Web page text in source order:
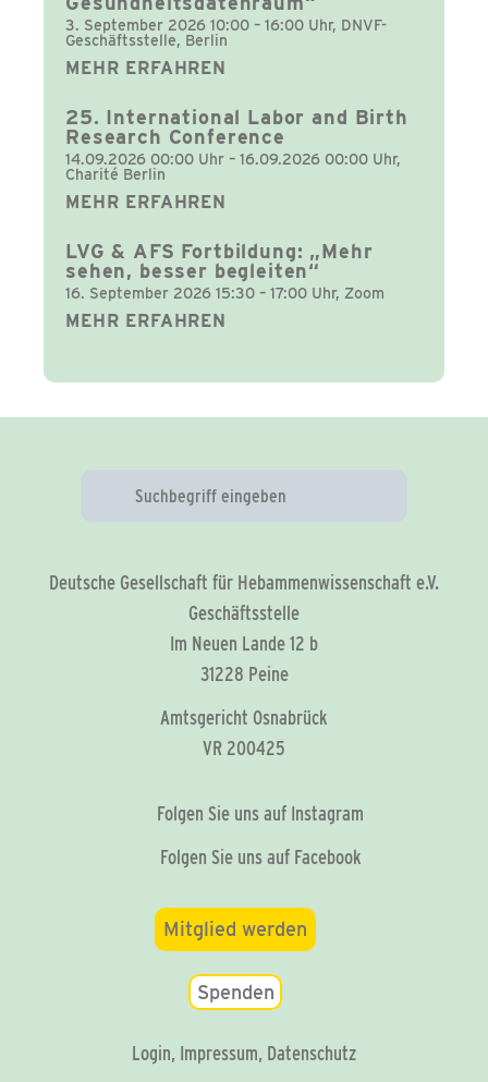
3. September 2026 10:00 – 16:00 Uhr, DNVF-
Geschäftsstelle, Berlin
MEHR ERFAHREN
25. International Labor and Birth
Research Conference
14.09.2026 00:00 Uhr – 16.09.2026 00:00 Uhr,
Charité Berlin
MEHR ERFAHREN
LVG & AFS Fortbildung: „Mehr
sehen, besser begleiten“
16. September 2026 15:30 – 17:00 Uhr, Zoom
MEHR ERFAHREN
Deutsche Gesellschaft für Hebammenwissenschaft e.V.
Geschäftsstelle
Im Neuen Lande 12 b
31228 Peine
Amtsgericht Osnabrück
VR 200425
Folgen Sie uns auf Instagram
Folgen Sie uns auf Facebook
Mitglied werden
Spenden
Login, Impressum, Datenschutz